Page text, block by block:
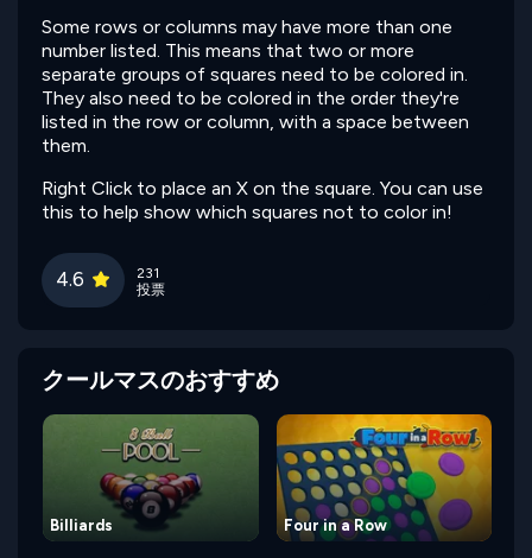
Some rows or columns may have more than one
number listed. This means that two or more
separate groups of squares need to be colored in.
They also need to be colored in the order they're
listed in the row or column, with a space between
them.
Right Click to place an X on the square. You can use
this to help show which squares not to color in!
4.6
231
投票
クールマスのおすすめ
Billiards Four in a Row